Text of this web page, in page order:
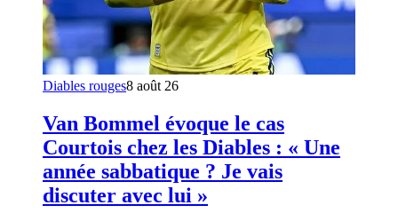
Diables rouges8 août 26
Van Bommel évoque le cas
Courtois chez les Diables : « Une
année sabbatique ? Je vais
discuter avec lui »